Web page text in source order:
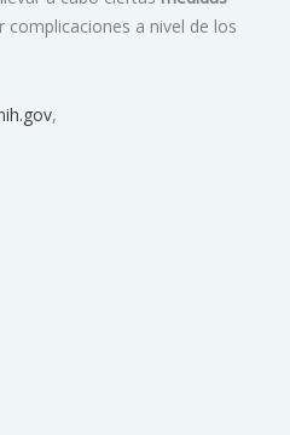
complicaciones a nivel de los
,